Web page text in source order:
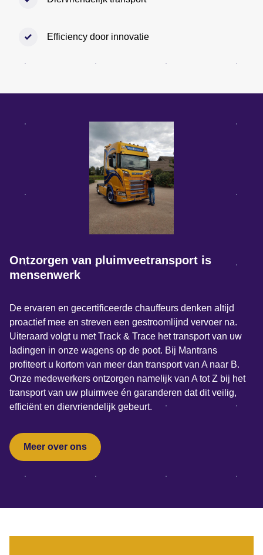
Efficiency door innovatie
Ontzorgen van pluimveetransport is
mensenwerk
De ervaren en gecertificeerde chauffeurs denken altijd
proactief mee en streven een gestroomlijnd vervoer na.
Uiteraard volgt u met Track & Trace het transport van uw
ladingen in onze wagens op de poot. Bij Mantrans
profiteert u kortom van meer dan transport van A naar B.
Onze medewerkers ontzorgen namelijk van A tot Z bij het
transport van uw pluimvee én garanderen dat dit veilig,
efficiënt en diervriendelijk gebeurt.
Meer over ons